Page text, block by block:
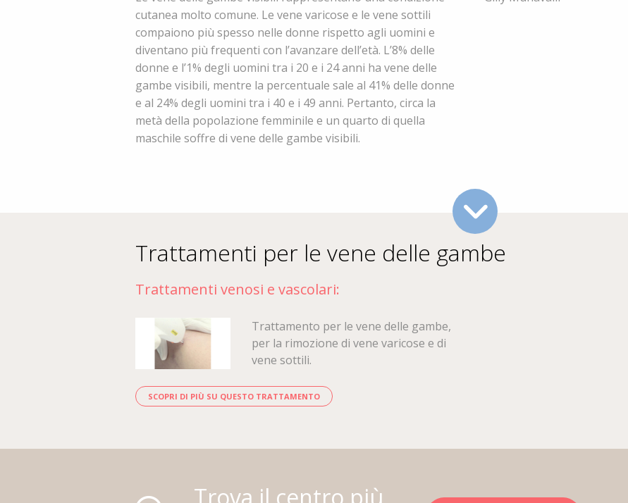
cutanea molto comune. Le vene varicose e le vene sottili
compaiono più spesso nelle donne rispetto agli uomini e
diventano più frequenti con l’avanzare dell’età. L’8% delle
donne e l’1% degli uomini tra i 20 e i 24 anni ha vene delle
gambe visibili, mentre la percentuale sale al 41% delle donne
e al 24% degli uomini tra i 40 e i 49 anni. Pertanto, circa la
metà della popolazione femminile e un quarto di quella
maschile soffre di vene delle gambe visibili.
Trattamenti per le vene delle gambe
Trattamenti venosi e vascolari:
Trattamento per le vene delle gambe,
per la rimozione di vene varicose e di
vene sottili.
SCOPRI DI PIÙ SU QUESTO TRATTAMENTO
Trova il centro più